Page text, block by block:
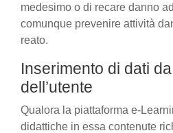
medesimo o di recare danno
comunque prevenire attività
reato.
Inserimento di dati
dell’utente
Qualora la piattaforma e-
didattiche in essa contenute